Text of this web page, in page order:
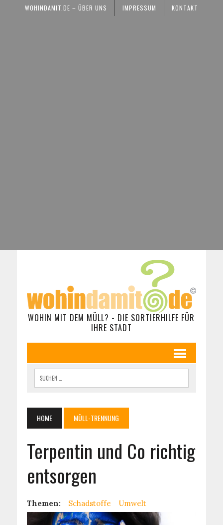
WOHINDAMIT.DE – ÜBER UNS IMPRESSUM KONTAKT
WOHIN MIT DEM MÜLL? - DIE SORTIERHILFE FÜR
IHRE STADT
HOME MÜLL-TRENNUNG
Terpentin und Co richtig
entsorgen
Themen: Schadstoffe Umwelt